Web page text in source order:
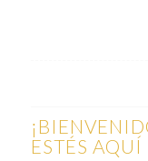
ESTÉS AQUÍ